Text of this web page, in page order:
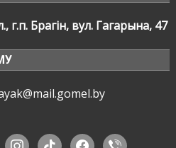
г.п. Брагін, вул. Гагарына, 47
instagram
tiktok facebook
viber